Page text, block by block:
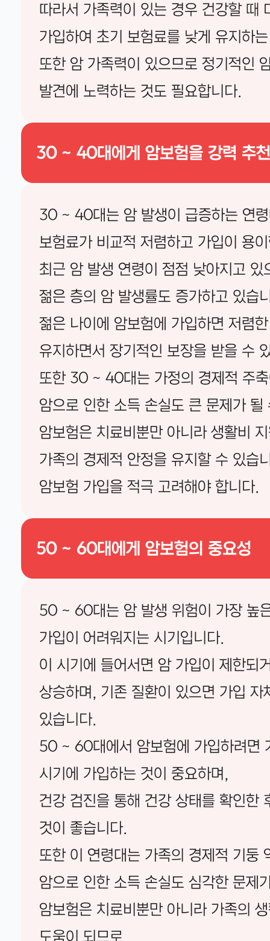
따라서 가족력이 있는 경우 건강할 때
가입하여 초기 보험료를 낮게 유지하
또한 암 가족력이 있으므로 정기적인
발견에 노력하는 것도 필요합니다.
30 ~ 40대에게 암보험을 강력 추
30 ~ 40대는 암 발생이 급증하는 연
보험료가 비교적 저렴하고 가입이 용
최근 암 발생 연령이 점점 낮아지고
젊은 층의 암 발생률도 증가하고 있습
젊은 나이에 암보험에 가입하면 저렴
유지하면서 장기적인 보장을 받을 수
또한 30 ~ 40대는 가정의 경제적 주
암으로 인한 소득 손실도 큰 문제가 될
암보험은 치료비뿐만 아니라 생활비
가족의 경제적 안정을 유지할 수 있
암보험 가입을 적극 고려해야 합니다.
50 ~ 60대에게 암보험의 중요성
50 ~ 60대는 암 발생 위험이 가장 높
가입이 어려워지는 시기입니다.
이 시기에 들어서면 암 가입이 제한되
상승하며, 기존 질환이 있으면 가입 자
있습니다.
50 ~ 60대에서 암보험에 가입하려면
시기에 가입하는 것이 중요하며,
건강 검진을 통해 건강 상태를 확인한
것이 좋습니다.
또한 이 연령대는 가족의 경제적 기둥
암으로 인한 소득 손실도 심각한 문제
암보험은 치료비뿐만 아니라 가족의
도움이 되므로,